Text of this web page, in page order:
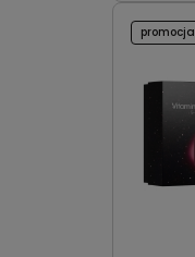
promocja